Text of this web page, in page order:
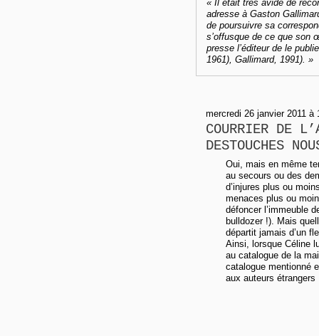
« Il était très avide de
adresse à Gaston
de poursuivre sa
s’offusque de ce que son
presse l’éditeur de le
1961), Gallimard, 1991). »
mercredi 26 janvier 2011 à
COURRIER DE
DESTOUCHES
Oui, mais en même
au secours ou des
d’injures plus ou
menaces plus ou
défoncer l’immeuble
bulldozer !). Mais
départit jamais d’un
Ainsi, lorsque Céline
au catalogue de la
catalogue mentionné
aux auteurs étrangers